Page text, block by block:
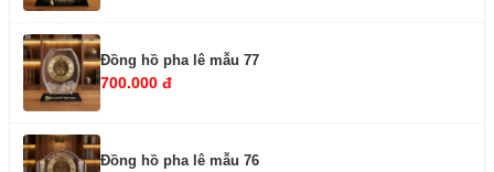
Đồng hồ pha lê mẫu 77
700.000 đ
Đồng hồ pha lê mẫu 76